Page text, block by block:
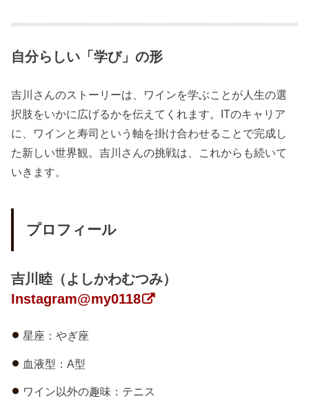
自分らしい「学び」の形
吉川さんのストーリーは、ワインを学ぶことが人生の選
択肢をいかに広げるかを伝えてくれます。ITのキャリア
に、ワインと寿司という軸を掛け合わせることで完成し
た新しい世界観。吉川さんの挑戦は、これからも続いて
いきます。
プロフィール
吉川睦（よしかわむつみ）
Instagram@my0118
星座：やぎ座
血液型：A型
ワイン以外の趣味：テニス